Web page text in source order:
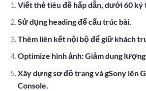
Viết thẻ tiêu đề hấp dẫn, dưới 60 ký
Sử dụng heading để cấu trúc bài.
Thêm liên kết nội bộ để giữ khách
Optimize hình ảnh: Giảm dung
Xây dựng sơ đồ trang và gSony lên
Console.